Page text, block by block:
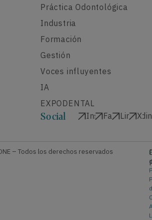
Práctica Odontológica
Industria
Formación
Gestión
Voces influyentes
IA
EXPODENTAL
Social Instagram
Facebook
X
– Todos los derechos reservados